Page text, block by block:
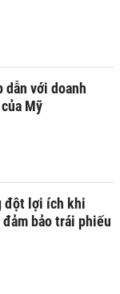
dẫn với doanh
Mỹ
đột lợi ích khi
bảo trái phiếu